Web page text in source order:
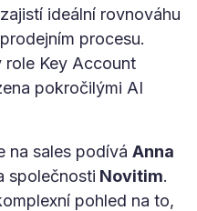
ideální rovnováhu
procesu.
role Key Account
pokročilými AI
na sales podívá Anna
společnosti Novitim.
pohled na to,